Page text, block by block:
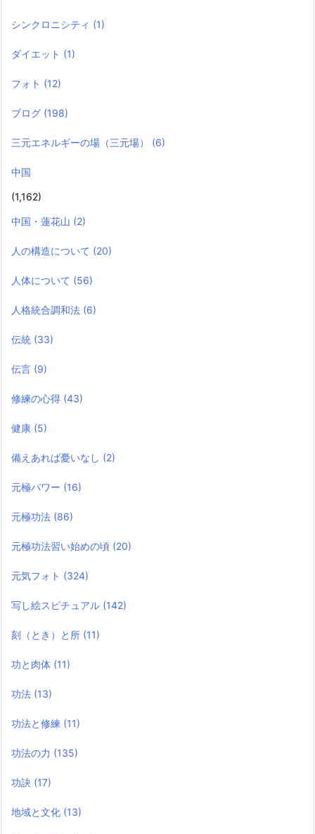
シンクロニシティ (1)
ダイエット (1)
フォト (12)
ブログ (198)
三元エネルギーの場（三元場） (6)
中国
(1,162)
中国・蓮花山 (2)
人の構造について (20)
人体について (56)
人格統合調和法 (6)
伝統 (33)
伝言 (9)
修練の心得 (43)
健康 (5)
備えあれば憂いなし (2)
元極パワー (16)
元極功法 (86)
元極功法習い始めの頃 (20)
元気フォト (324)
写し絵スピチュアル (142)
刻（とき）と所 (11)
功と肉体 (11)
功法 (13)
功法と修練 (11)
功法の力 (135)
功訣 (17)
地域と文化 (13)